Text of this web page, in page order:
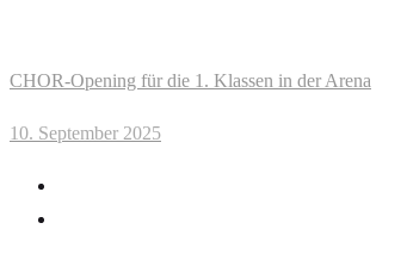
CHOR-Opening für die 1. Klassen in der Arena
10. September 2025